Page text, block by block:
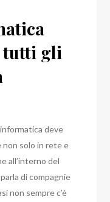
tutti gli
deve
non solo in rete e
all’interno del
di compagnie
non sempre c’è